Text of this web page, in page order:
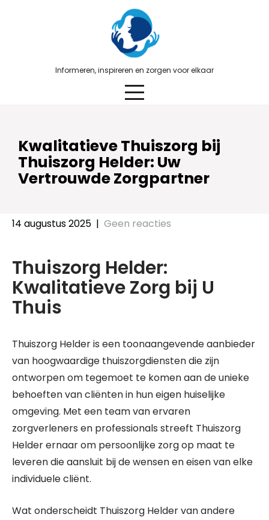
Informeren, inspireren en zorgen voor elkaar
Kwalitatieve Thuiszorg bij
Thuiszorg Helder: Uw
Vertrouwde Zorgpartner
14 augustus 2025 | Geen reacties
Thuiszorg Helder:
Kwalitatieve Zorg bij U
Thuis
Thuiszorg Helder is een toonaangevende aanbieder
van hoogwaardige thuiszorgdiensten die zijn
ontworpen om tegemoet te komen aan de unieke
behoeften van cliënten in hun eigen huiselijke
omgeving. Met een team van ervaren
zorgverleners en professionals streeft Thuiszorg
Helder ernaar om persoonlijke zorg op maat te
leveren die aansluit bij de wensen en eisen van elke
individuele cliënt.
Wat onderscheidt Thuiszorg Helder van andere